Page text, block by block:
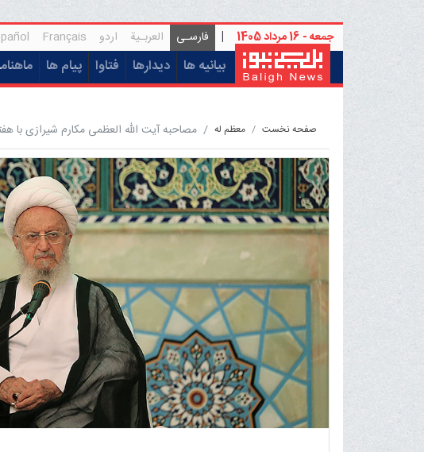
جمعه - 16 مرداد 1405 | فارسـی العربـیة اردو Français
بیانیه ها دیدارها فتاوا پیام ها
صفحه نخست معظم له مصاحبه آیت اللّه العظمى مکارم شیرازى با